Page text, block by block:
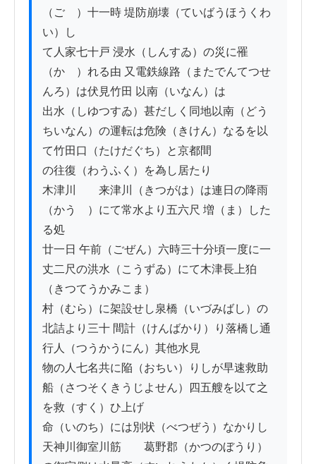
（ごゝ）十一時 堤防崩壊（ていばうほうくわ
い）し
て人家七十戸 浸水（しんすゐ）の災に罹
（かゝ）れる由 又電鉄線路（またでんてつせ
んろ）は伏見竹田 以南（いなん）は
出水（しゆつすゐ）甚だしく同地以南（どう
ちいなん）の運転は危険（きけん）なるを以
て竹田口（たけだぐち）と京都間
の往復（わうふく）を為し居たり
木津川　　来津川（きつがは）は連日の降雨
（かうゝ）にて常水より五六尺 増（ま）した
る処
廿一日 午前（ごぜん）六時三十分頃一度に一
丈二尺の洪水（こうずゐ）にて木津長上狛
（きつてうかみこま）
村（むら）に架設せし泉橋（いづみばし）の
北詰より三十 間計（けんばかり）り落橋し通
行人（つうかうにん）其他水見
物の人七名共に陥（おちい）りしが早速救助
船（さつそくきうじよせん）四五艘を以て之
を救（すく）ひ上げ
命（いのち）には別状（べつぜう）なかりし
天神川御室川筋　　葛野郡（かつのぼうり）